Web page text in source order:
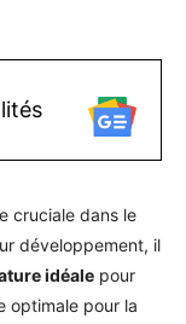
cruciale dans le
développement, il
idéale pour
optimale pour la